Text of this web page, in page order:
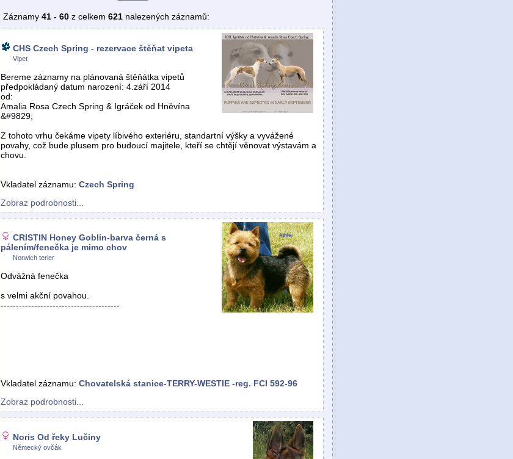
Záznamy 41 - 60 z celkem 621 nalezených záznamů:
CHS Czech Spring - rezervace štěňat vipeta
Vipet
Bereme záznamy na plánovaná štěňátka vipetů
předpokládaný datum narození: 4.září 2014
od:
Amalia Rosa Czech Spring & Igráček od Hněvína
&#9829;
Z tohoto vrhu čekáme vipety líbivého exteriéru, standartní výšky a vyvážené
povahy, což bude plusem pro budoucí majitele, kteří se chtějí věnovat výstavám a
chovu.
Vkladatel záznamu: Czech Spring
Zobraz podrobnosti...
CRISTIN Honey Goblin-barva černá s
pálením/fenečka je mimo chov
Norwich terier
Odvážná fenečka
s velmi akční povahou.
---------------------------------------
Vkladatel záznamu: Chovatelská stanice-TERRY-WESTIE -reg. FCI 592-96
Zobraz podrobnosti...
Noris Od řeky Lučiny
Německý ovčák